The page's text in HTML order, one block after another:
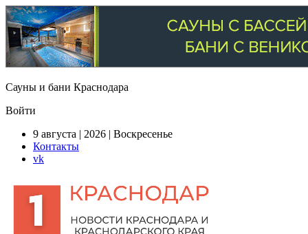
Сауны и бани Краснодара
Войти
9 августа | 2026 | Воскресенье
Контакты
vk